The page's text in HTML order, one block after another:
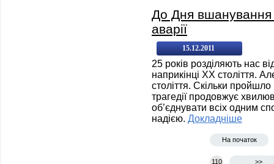
До Дня вшанування
аварії
15.12.2011
25 років розділяють нас
наприкінці ХХ століття.
століття. Скільки
трагедії продовжує
об’єднувати всіх одним
надією. Докладніше
На початок
110 >>